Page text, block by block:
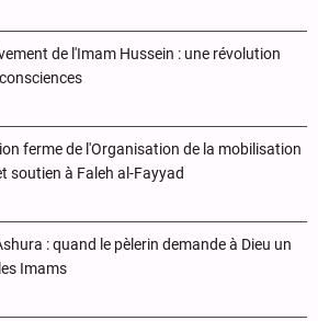
de l'Imam Hussein : une révolution
ferme de l'Organisation de la mobilisation
soutien à Faleh al-Fayyad
: quand le pèlerin demande à Dieu un
Imams